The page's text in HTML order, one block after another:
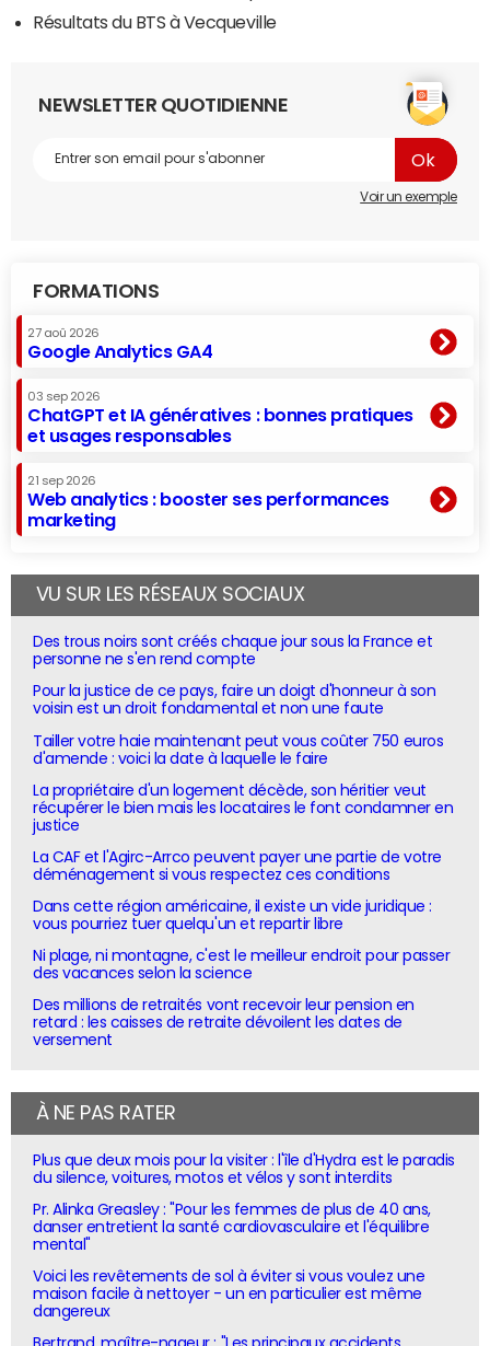
Résultats du BTS à Vecqueville
NEWSLETTER QUOTIDIENNE
Voir un exemple
FORMATIONS
27 aoû 2026
Google Analytics GA4
03 sep 2026
ChatGPT et IA génératives : bonnes pratiques
et usages responsables
21 sep 2026
Web analytics : booster ses performances
marketing
VU SUR LES RÉSEAUX SOCIAUX
Des trous noirs sont créés chaque jour sous la France et
personne ne s'en rend compte
Pour la justice de ce pays, faire un doigt d'honneur à son
voisin est un droit fondamental et non une faute
Tailler votre haie maintenant peut vous coûter 750 euros
d'amende : voici la date à laquelle le faire
La propriétaire d'un logement décède, son héritier veut
récupérer le bien mais les locataires le font condamner en
justice
La CAF et l'Agirc-Arrco peuvent payer une partie de votre
déménagement si vous respectez ces conditions
Dans cette région américaine, il existe un vide juridique :
vous pourriez tuer quelqu'un et repartir libre
Ni plage, ni montagne, c'est le meilleur endroit pour passer
des vacances selon la science
Des millions de retraités vont recevoir leur pension en
retard : les caisses de retraite dévoilent les dates de
versement
À NE PAS RATER
Plus que deux mois pour la visiter : l'île d'Hydra est le paradis
du silence, voitures, motos et vélos y sont interdits
Pr. Alinka Greasley : "Pour les femmes de plus de 40 ans,
danser entretient la santé cardiovasculaire et l'équilibre
mental"
Voici les revêtements de sol à éviter si vous voulez une
maison facile à nettoyer - un en particulier est même
dangereux